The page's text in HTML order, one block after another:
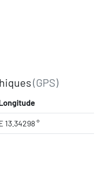
(GPS)
13.34298 °